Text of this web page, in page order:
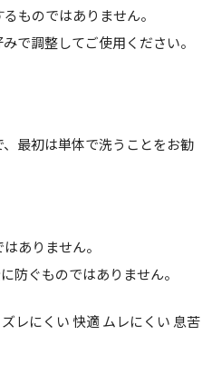
ものではありません。
で調整してご使用ください。
最初は単体で洗うことをお勧
ありません。
防ぐものではありません。
レにくい 快適 ムレにくい 息苦